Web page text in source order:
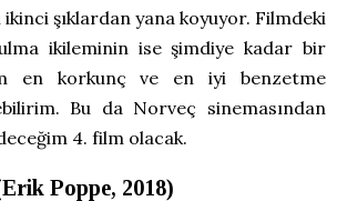
şıklardan yana koyuyor. Filmdeki
ikileminin ise şimdiye kadar bir
en korkunç ve en iyi benzetme
Bu da Norveç sinemasından
4. film olacak.
Poppe, 2018)